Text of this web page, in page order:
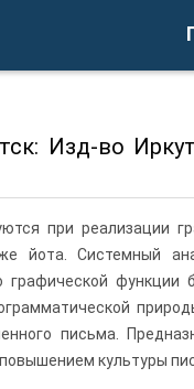
Изд-во
при реализации
йота. Системный
графической функции
письма.
культуры